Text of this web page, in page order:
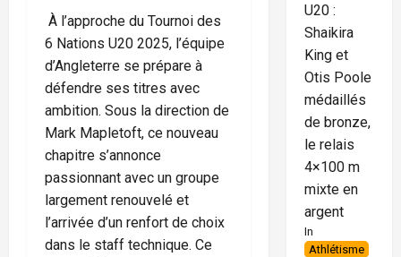
À l’approche du Tournoi des
6 Nations U20 2025, l’équipe
d’Angleterre se prépare à
défendre ses titres avec
ambition. Sous la direction de
Mark Mapletoft, ce nouveau
chapitre s’annonce
passionnant avec un groupe
largement renouvelé et
l’arrivée d’un renfort de choix
dans le staff technique. Ce
U20 :
Shaikira
King et
Otis Poole
médaillés
de bronze,
le relais
4×100 m
mixte en
argent
In
Athlétisme